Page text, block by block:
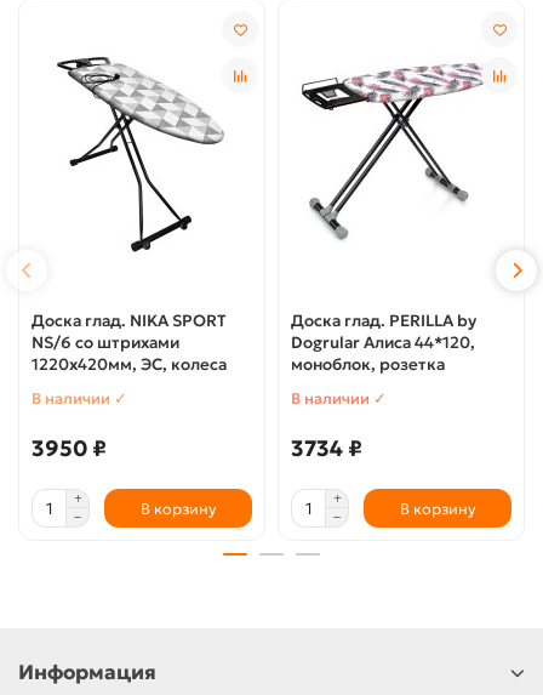
Доска глад. NIKA SPORT
NS/6 со штрихами
1220х420мм, ЭС, колеса
В наличии ✓
3950 ₽
В корзину
Доска глад. PERILLA by
Dogrular Алиса 44*120,
моноблок, розетка
В наличии ✓
3734 ₽
В корзину
Информация